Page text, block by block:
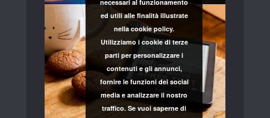
necessari al funzionamento
ed utili alle finalità illustrate
nella cookie policy.
Utilizziamo i cookie di terze
parti per personalizzare i
contenuti e gli annunci,
fornire le funzioni dei social
media e analizzare il nostro
traffico. Se vuoi saperne di